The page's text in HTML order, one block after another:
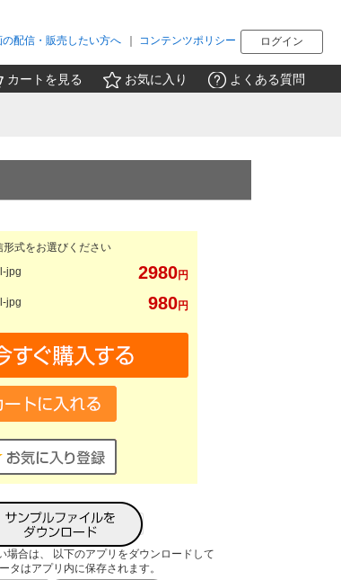
ログイン
コンテンツポリシー
の配信・販売したい方へ
カートを見る お気に入り よくある質問
形式をお選びください
2980円
jpg
980円
jpg
場合は、 以下のアプリをダウンロードして
タはアプリ内に保存されます。